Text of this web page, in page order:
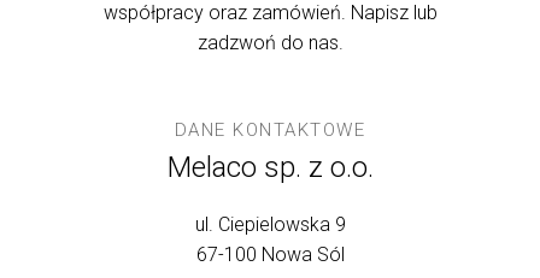
współpracy oraz zamówień. Napisz lub
zadzwoń do nas.
DANE KONTAKTOWE
Melaco sp. z o.o.
ul. Ciepielowska 9
67-100 Nowa Sól